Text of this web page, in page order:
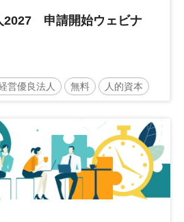
2027 申請開始ウェビナ
営優良法人 無料 人的資本